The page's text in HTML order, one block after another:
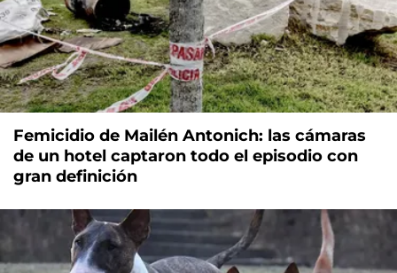
Femicidio de Mailén Antonich: las cámaras
de un hotel captaron todo el episodio con
gran definición